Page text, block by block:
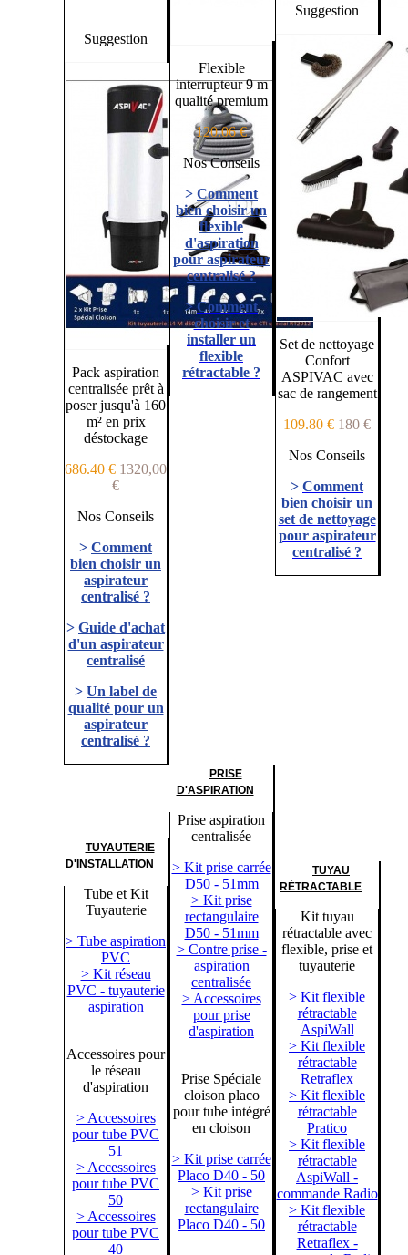
Suggestion
Pack aspiration
centralisée prêt à
poser jusqu'à 160
m² en prix
déstockage
686.40 € 1320,00
€
Nos Conseils
> Comment
bien choisir un
aspirateur
centralisé ?
> Guide d'achat
d'un aspirateur
centralisé
> Un label de
qualité pour un
aspirateur
centralisé ?
Flexible
interrupteur 9 m
qualité premium
120.06 €
Nos Conseils
> Comment
bien choisir un
flexible
d'aspiration
pour aspirateur
centralisé ?
>Comment
choisir et
installer un
flexible
rétractable ?
Suggestion
Set de nettoyage
Confort
ASPIVAC avec
sac de rangement
109.80 € 180 €
Nos Conseils
> Comment
bien choisir un
set de nettoyage
pour aspirateur
centralisé ?
TUYAUTERIE
D'INSTALLATION
Tube et Kit
Tuyauterie
> Tube aspiration
PVC
> Kit réseau
PVC - tuyauterie
aspiration
Accessoires pour
le réseau
d'aspiration
> Accessoires
pour tube PVC
51
> Accessoires
pour tube PVC
50
> Accessoires
pour tube PVC
40
PRISE
D'ASPIRATION
Prise aspiration
centralisée
> Kit prise carrée
D50 - 51mm
> Kit prise
rectangulaire
D50 - 51mm
> Contre prise -
aspiration
centralisée
> Accessoires
pour prise
d'aspiration
Prise Spéciale
cloison placo
pour tube intégré
en cloison
> Kit prise carrée
Placo D40 - 50
> Kit prise
rectangulaire
Placo D40 - 50
TUYAU
RÉTRACTABLE
Kit tuyau
rétractable avec
flexible, prise et
tuyauterie
> Kit flexible
rétractable
AspiWall
> Kit flexible
rétractable
Retraflex
> Kit flexible
rétractable
Pratico
> Kit flexible
rétractable
AspiWall -
commande Radio
> Kit flexible
rétractable
Retraflex -